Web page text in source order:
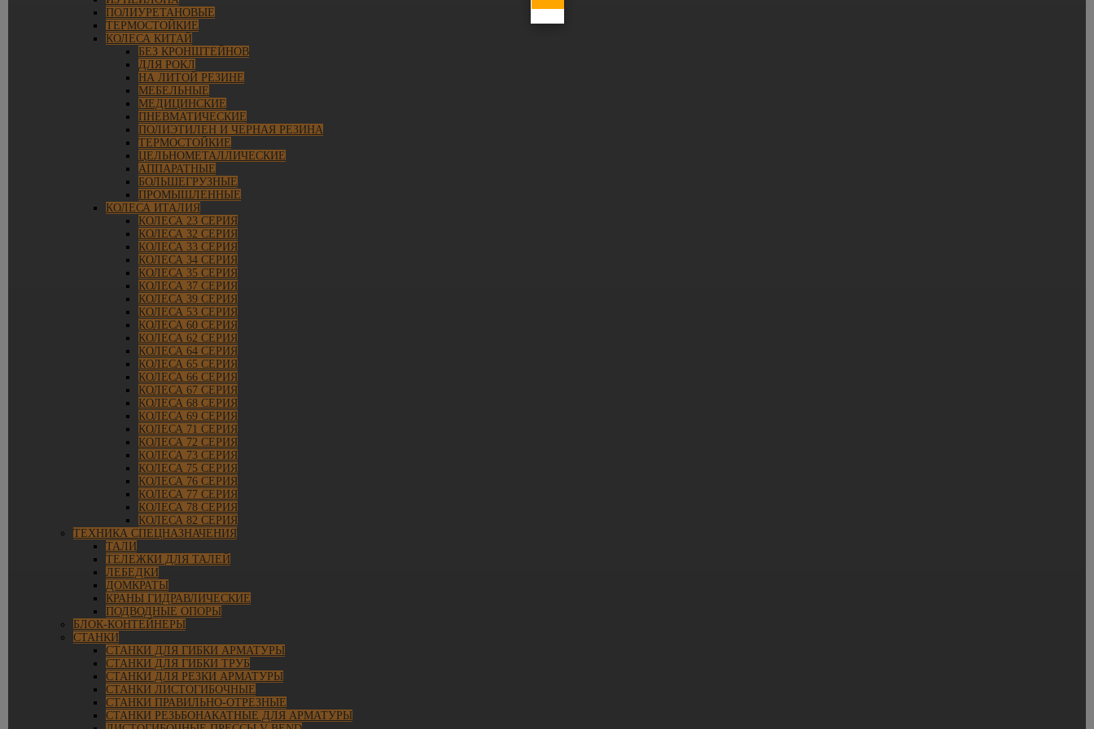
ПОЛИУРЕТАНОВЫЕ
ТЕРМОСТОЙКИЕ
КОЛЕСА КИТАЙ
БЕЗ КРОНШТЕЙНОВ
ДЛЯ РОКЛ
НА ЛИТОЙ РЕЗИНЕ
МЕБЕЛЬНЫЕ
МЕДИЦИНСКИЕ
ПНЕВМАТИЧЕСКИЕ
ПОЛИЭТИЛЕН И ЧЕРНАЯ РЕЗИНА
ТЕРМОСТОЙКИЕ
ЦЕЛЬНОМЕТАЛЛИЧЕСКИЕ
АППАРАТНЫЕ
БОЛЬШЕГРУЗНЫЕ
ПРОМЫШЛЕННЫЕ
КОЛЕСА ИТАЛИЯ
КОЛЕСА 23 СЕРИЯ
КОЛЕСА 32 СЕРИЯ
КОЛЕСА 33 СЕРИЯ
КОЛЕСА 34 СЕРИЯ
КОЛЕСА 35 СЕРИЯ
КОЛЕСА 37 СЕРИЯ
КОЛЕСА 39 СЕРИЯ
КОЛЕСА 53 СЕРИЯ
КОЛЕСА 60 СЕРИЯ
КОЛЕСА 62 СЕРИЯ
КОЛЕСА 64 СЕРИЯ
КОЛЕСА 65 СЕРИЯ
КОЛЕСА 66 СЕРИЯ
КОЛЕСА 67 СЕРИЯ
КОЛЕСА 68 СЕРИЯ
КОЛЕСА 69 СЕРИЯ
КОЛЕСА 71 СЕРИЯ
КОЛЕСА 72 СЕРИЯ
КОЛЕСА 73 СЕРИЯ
КОЛЕСА 75 СЕРИЯ
КОЛЕСА 76 СЕРИЯ
КОЛЕСА 77 СЕРИЯ
КОЛЕСА 78 СЕРИЯ
КОЛЕСА 82 СЕРИЯ
ТЕХНИКА СПЕЦНАЗНАЧЕНИЯ
ТАЛИ
ТЕЛЕЖКИ ДЛЯ ТАЛЕЙ
ЛЕБЕДКИ
ДОМКРАТЫ
КРАНЫ ГИДРАВЛИЧЕСКИЕ
ПОДВОДНЫЕ ОПОРЫ
БЛОК-КОНТЕЙНЕРЫ
СТАНКИ
СТАНКИ ДЛЯ ГИБКИ АРМАТУРЫ
СТАНКИ ДЛЯ ГИБКИ ТРУБ
СТАНКИ ДЛЯ РЕЗКИ АРМАТУРЫ
СТАНКИ ЛИСТОГИБОЧНЫЕ
СТАНКИ ПРАВИЛЬНО-ОТРЕЗНЫЕ
СТАНКИ РЕЗЬБОНАКАТНЫЕ ДЛЯ АРМАТУРЫ